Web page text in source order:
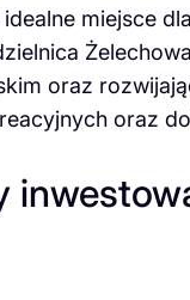
miejsce
oraz
oraz